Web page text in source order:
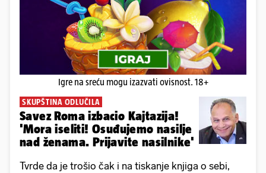
Igre na sreću mogu izazvati ovisnost. 18+
SKUPŠTINA ODLUČILA
Savez Roma izbacio Kajtazija!
'Mora iseliti! Osuđujemo nasilje
nad ženama. Prijavite nasilnike'
Tvrde da je trošio čak i na tiskanje knjiga o sebi,